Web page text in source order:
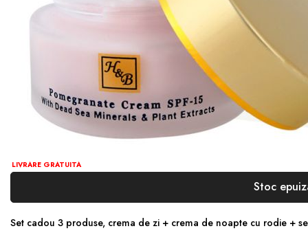
LIVRARE GRATUITA
Stoc
Set cadou 3 produse, crema de zi + crema de noapte cu rodie +